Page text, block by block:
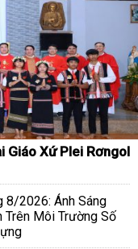
Giáo Xứ Plei Rơngol
8/2026: Ánh Sáng
Trên Môi Trường Số